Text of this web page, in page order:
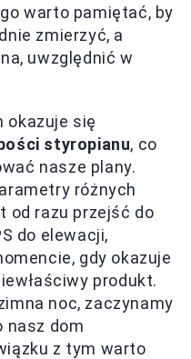
warto pamiętać, by
zmierzyć, a
uwzględnić w
okazuje się
styropianu, co
nasze plany.
różnych
od razu przejść do
do elewacji,
gdy okazuje
produkt.
noc, zaczynamy
nasz dom
z tym warto